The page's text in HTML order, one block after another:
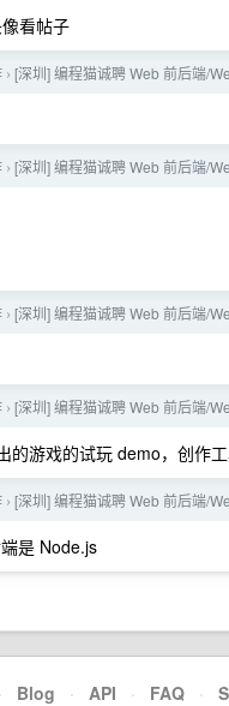
看帖子
› [深圳] 编程猫诚聘 Web 前后端/
› [深圳] 编程猫诚聘 Web 前后端/
› [深圳] 编程猫诚聘 Web 前后端/
› [深圳] 编程猫诚聘 Web 前后端/
的游戏的试玩 demo，创作
› [深圳] 编程猫诚聘 Web 前后端/
是 Node.js
Blog · API · FAQ ·